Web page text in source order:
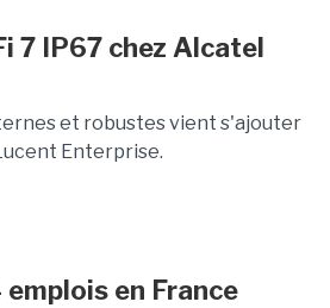
7 IP67 chez Alcatel
et robustes vient s'ajouter
Enterprise.
en France